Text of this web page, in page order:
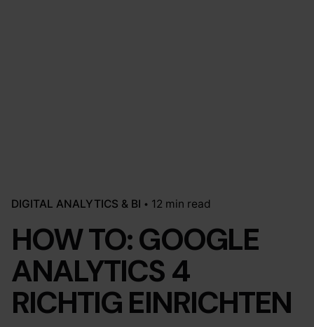
DIGITAL ANALYTICS & BI 12 min read
HOW TO: GOOGLE
ANALYTICS 4
RICHTIG EINRICHTEN